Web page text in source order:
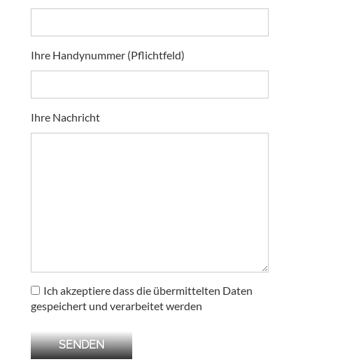
Ihre Handynummer (Pflichtfeld)
Ihre Nachricht
Ich akzeptiere dass die übermittelten Daten
gespeichert und verarbeitet werden